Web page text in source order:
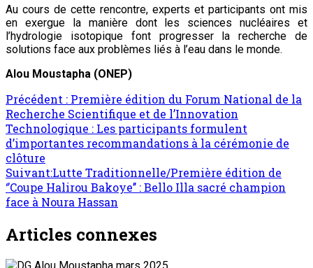
Au cours de cette rencontre, experts et participants ont mis
en exergue la manière dont les sciences nucléaires et
l’hydrologie isotopique font progresser la recherche de
solutions face aux problèmes liés à l’eau dans le monde.
Alou Moustapha (ONEP)
Précédent : Première édition du Forum National de la
Recherche Scientifique et de l’Innovation
Technologique : Les participants formulent
d’importantes recommandations à la cérémonie de
clôture
Suivant:Lutte Traditionnelle/Première édition de
‘’Coupe Halirou Bakoye’’ : Bello Illa sacré champion
face à Noura Hassan
Articles connexes